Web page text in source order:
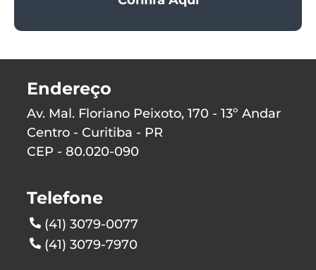
Endereço
Av. Mal. Floriano Peixoto, 170 - 13º Andar
Centro - Curitiba - PR
CEP - 80.020-090
Telefone
(41) 3079-0077
(41) 3079-7970